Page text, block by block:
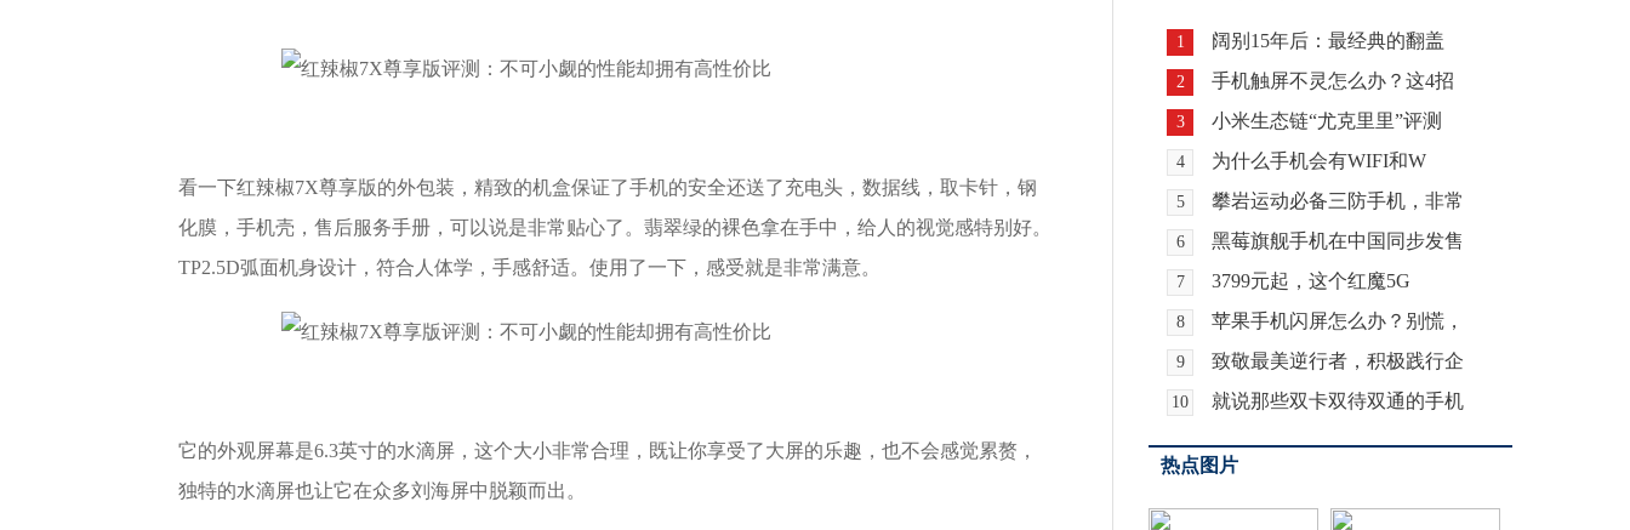
看一下红辣椒7X尊享版的外包装，精致的机盒保证了手机的安全还送了充电头，数据线，取卡针，钢
化膜，手机壳，售后服务手册，可以说是非常贴心了。翡翠绿的裸色拿在手中，给人的视觉感特别好。
TP2.5D弧面机身设计，符合人体学，手感舒适。使用了一下，感受就是非常满意。
它的外观屏幕是6.3英寸的水滴屏，这个大小非常合理，既让你享受了大屏的乐趣，也不会感觉累赘，
独特的水滴屏也让它在众多刘海屏中脱颖而出。
1 阔别15年后：最经典的翻盖
2 手机触屏不灵怎么办？这4招
3 小米生态链“尤克里里”评测
4 为什么手机会有WIFI和W
5 攀岩运动必备三防手机，非常
6 黑莓旗舰手机在中国同步发售
7 3799元起，这个红魔5G
8 苹果手机闪屏怎么办？别慌，
9 致敬最美逆行者，积极践行企
10 就说那些双卡双待双通的手机
热点图片